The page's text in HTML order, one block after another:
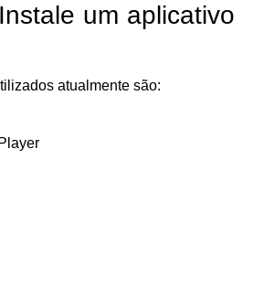
um aplicativo
atualmente são: